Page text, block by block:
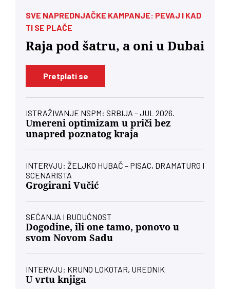
SVE NAPREDNJAČKE KAMPANJE: PEVAJ I KAD
TI SE PLAČE
Raja pod šatru, a oni u Dubai
Pretplati se
ISTRAŽIVANJE NSPM: SRBIJA – JUL 2026.
Umereni optimizam u priči bez
unapred poznatog kraja
INTERVJU: ŽELJKO HUBAČ – PISAC, DRAMATURG I
SCENARISTA
Grogirani Vučić
SEĆANJA I BUDUĆNOST
Dogodine, ili one tamo, ponovo u
svom Novom Sadu
INTERVJU: KRUNO LOKOTAR, UREDNIK
U vrtu knjiga